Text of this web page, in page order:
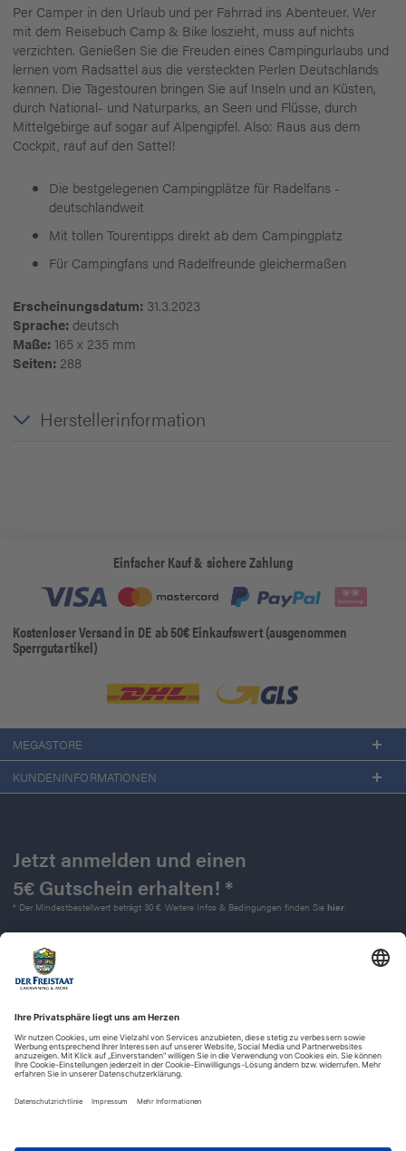
Per Camper in den Urlaub und per Fahrrad ins Abenteuer. Wer
mit dem Reisebuch Camp & Bike loszieht, muss auf nichts
verzichten. Genießen Sie die Freuden eines Campingurlaubs und
lernen vom Radsattel aus die versteckten Perlen Deutschlands
kennen. Die Tagestouren bringen Sie auf Inseln und an Küsten,
durch National- und Naturparks, an Seen und Flüsse, durch
Mittelgebirge auf sogar auf Alpengipfel. Also: Raus aus dem
Cockpit, rauf auf den Sattel!
Die bestgelegenen Campingplätze für Radelfans -
deutschlandweit
Mit tollen Tourentipps direkt ab dem Campingplatz
Für Campingfans und Radelfreunde gleichermaßen
Erscheinungsdatum: 31.3.2023
Sprache: deutsch
Maße: 165 x 235 mm
Seiten: 288
Herstellerinformation
Einfacher Kauf & sichere Zahlung
Kostenloser Versand in DE ab 50€ Einkaufswert (ausgenommen
Sperrgutartikel)
MEGASTORE
KUNDENINFORMATIONEN
Jetzt anmelden und einen
5€ Gutschein erhalten! *
* Der Mindestbestellwert beträgt 30 €. Weitere Infos & Bedingungen finden Sie hier.